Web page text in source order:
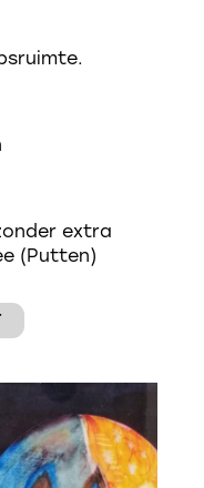
extra
(Putten)